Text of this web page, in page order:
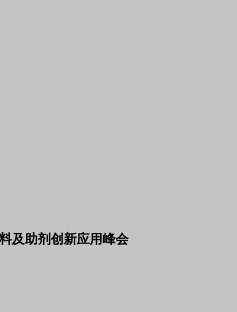
及助剂创新应用峰会